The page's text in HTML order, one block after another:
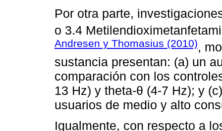
Por otra parte,
o 3.4
Andresen y Thomasius (2010),
sustancia presentan: (a) un
comparación con los
13 Hz) y theta-θ (4-7 Hz); y
usuarios de medio y alto
Igualmente, con respecto a